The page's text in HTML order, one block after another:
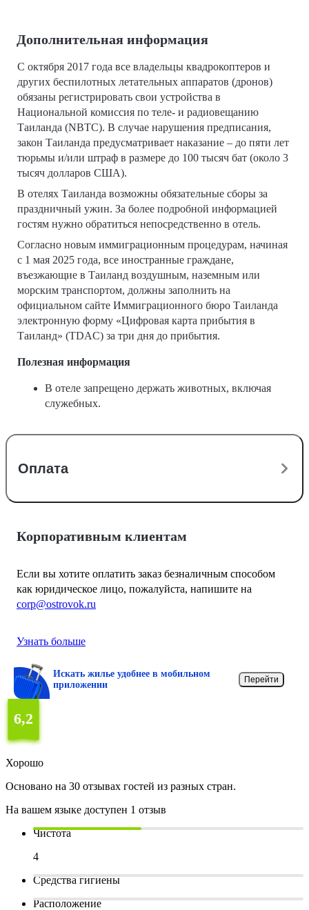
Дополнительная информация
С октября 2017 года все владельцы квадрокоптеров и
других беспилотных летательных аппаратов (дронов)
обязаны регистрировать свои устройства в
Национальной комиссия по теле- и радиовещанию
Таиланда (NBTC). В случае нарушения предписания,
закон Таиланда предусматривает наказание – до пяти лет
тюрьмы и/или штраф в размере до 100 тысяч бат (около 3
тысяч долларов США).
В отелях Таиланда возможны обязательные сборы за
праздничный ужин. За более подробной информацией
гостям нужно обратиться непосредственно в отель.
Согласно новым иммиграционным процедурам, начиная
с 1 мая 2025 года, все иностранные граждане,
въезжающие в Таиланд воздушным, наземным или
морским транспортом, должны заполнить на
официальном сайте Иммиграционного бюро Таиланда
электронную форму «Цифровая карта прибытия в
Таиланд» (TDAC) за три дня до прибытия.
Полезная информация
В отеле запрещено держать животных, включая
служебных.
Оплата
Корпоративным клиентам
Если вы хотите оплатить заказ безналичным способом
как юридическое лицо, пожалуйста, напишите на
corp@ostrovok.ru
Узнать больше
Искать жилье удобнее в мобильном
приложении
Перейти
6,2
Хорошо
Основано на 30 отзывах гостей из разных стран.
На вашем языке доступен 1 отзыв
Чистота
4
Средства гигиены
Расположение